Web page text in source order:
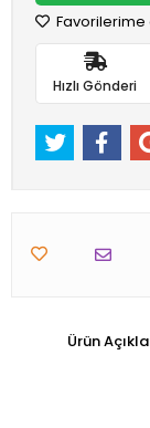
Favorilerime
Hızlı Gönderi
Ürün